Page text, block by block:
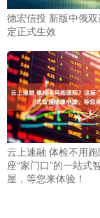
德宏信投 新版中俄
定正式生效
云上速融 体检不用
座“家门口”的一站式
屋，等您来体验！